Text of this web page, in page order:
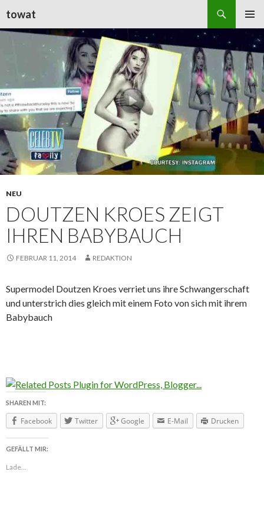
towat
MENÜ
INHALT
SPRINGEN
NEU
DOUTZEN KROES ZEIGT
IHREN BABYBAUCH
FEBRUAR 11, 2014 REDAKTION
Supermodel Doutzen Kroes verriet uns ihre Schwangerschaft
und unterstrich dies gleich mit einem Foto von sich mit ihrem
Babybauch
SHAREN MIT:
Facebook Twitter Google E-Mail Drucken
GEFÄLLT MIR:
Lade...